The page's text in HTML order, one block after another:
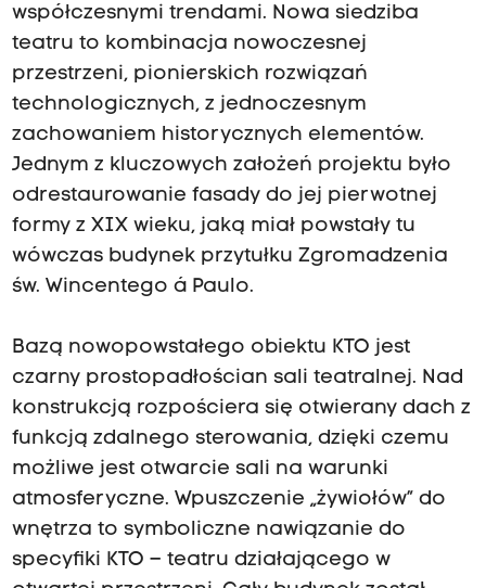
współczesnymi trendami. Nowa siedziba
teatru to kombinacja nowoczesnej
przestrzeni, pionierskich rozwiązań
technologicznych, z jednoczesnym
zachowaniem historycznych elementów.
Jednym z kluczowych założeń projektu było
odrestaurowanie fasady do jej pierwotnej
formy z XIX wieku, jaką miał powstały tu
wówczas budynek przytułku Zgromadzenia
św. Wincentego á Paulo.
Bazą nowopowstałego obiektu KTO jest
czarny prostopadłościan sali teatralnej. Nad
konstrukcją rozpościera się otwierany dach z
funkcją zdalnego sterowania, dzięki czemu
możliwe jest otwarcie sali na warunki
atmosferyczne. Wpuszczenie „żywiołów” do
wnętrza to symboliczne nawiązanie do
specyfiki KTO – teatru działającego w